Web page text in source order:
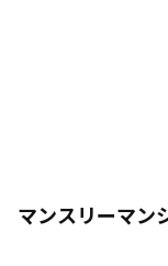
マンスリーマン